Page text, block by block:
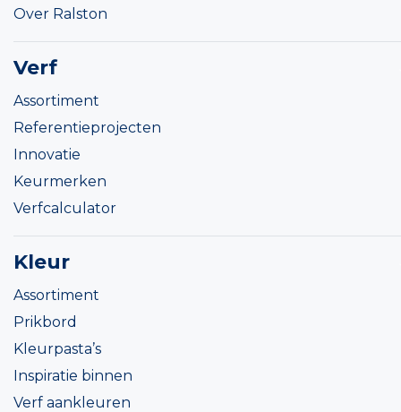
Over Ralston
Verf
Assortiment
Referentieprojecten
Innovatie
Keurmerken
Verfcalculator
Kleur
Assortiment
Prikbord
Kleurpasta’s
Inspiratie binnen
Verf aankleuren